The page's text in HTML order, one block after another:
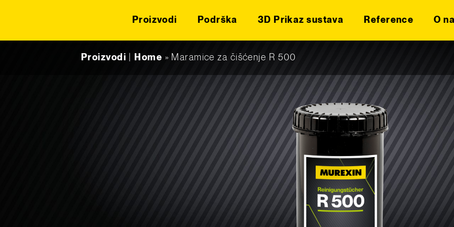
Proizvodi Podrška 3D Prikaz sustava Reference O
Proizvodi Home » Maramice za čišćenje R 500